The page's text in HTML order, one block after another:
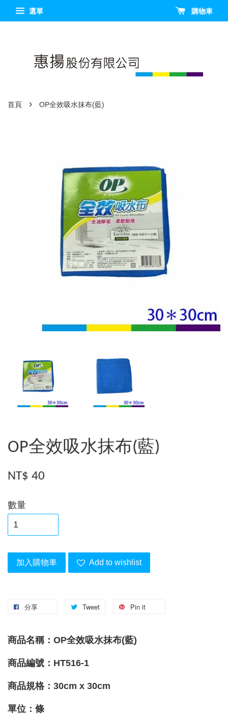
選單 購物車
首頁 › OP全效吸水抹布(藍)
OP全效吸水抹布(藍)
NT$ 40
數量
加入購物車 Add to wishlist
分享 Tweet Pin it
商品名稱：OP全效吸水抹布(藍)
商品編號： HT516-1
商品規格： 30cm x 30cm
單位：條